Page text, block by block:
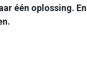
één oplossing. En